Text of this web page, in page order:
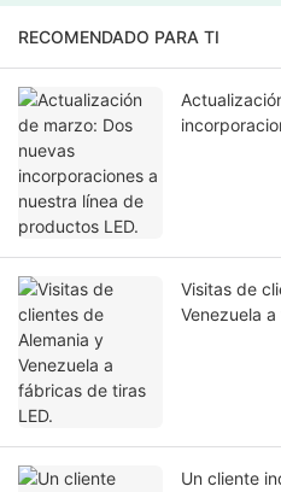
RECOMENDADO PARA TI
Visitas de
Venezuela
Un cliente